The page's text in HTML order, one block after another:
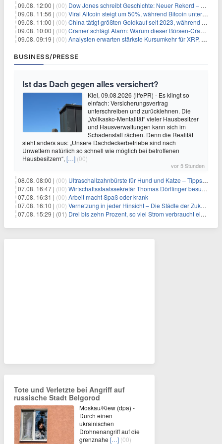
09.08. 12:00 | (00) Dow Jones schreibt Geschichte: Neuer Rekord – und Amazon knackt die nächste Billionen-Marke
09.08. 11:56 | (00) Viral Altcoin steigt um 50%, während Bitcoin unter $65.000 fällt
09.08. 11:00 | (00) China tätigt größten Goldkauf seit 2023, während Goldpreis um 8% steigt
09.08. 10:00 | (00) Cramer schlägt Alarm: Warum dieser Börsen-Crash die beste Einstiegschance seit Monaten ist
09.08. 09:19 | (00) Analysten erwarten stärkste Kursumkehr für XRP, während Polymarket skeptisch bleibt
BUSINESS/PRESSE
Ist das Dach gegen alles versichert?
Kiel, 09.08.2026 (lifePR) - Es klingt so
einfach: Versicherungsvertrag
unterschreiben und zurücklehnen. Die
„Vollkasko-Mentalität“ vieler Hausbesitzer
und Hausverwaltungen kann sich im
Schadensfall rächen. Denn die Realität
sieht anders aus: „Unsere Dachdeckerbetriebe sind nach
Unwettern natürlich so schnell wie möglich bei betroffenen
Hausbesitzern“, […] (00)
vor 5 Stunden
08.08. 08:00 | (00) Ultraschallzahnbürste für Hund und Katze – Tipps zur erfolgreichen Eingewöhnung
07.08. 16:47 | (00) Wirtschaftsstaatssekretär Thomas Dörflinger besucht Handwerksbetrieb im Kammerbezirk Freiburg
07.08. 16:31 | (00) Arbeit macht Spaß oder krank
07.08. 16:10 | (00) Vernetzung in jeder Hinsicht – Die Städte der Zukunft sind grün-blau
07.08. 15:29 | (01) Drei bis zehn Prozent, so viel Strom verbraucht ein Aufzug im Gebäude
Tote und Verletzte bei Angriff auf
russische Stadt Belgorod
Moskau/Kiew (dpa) -
Durch einen
ukrainischen
Drohnenangriff auf die
grenznahe […] (00)